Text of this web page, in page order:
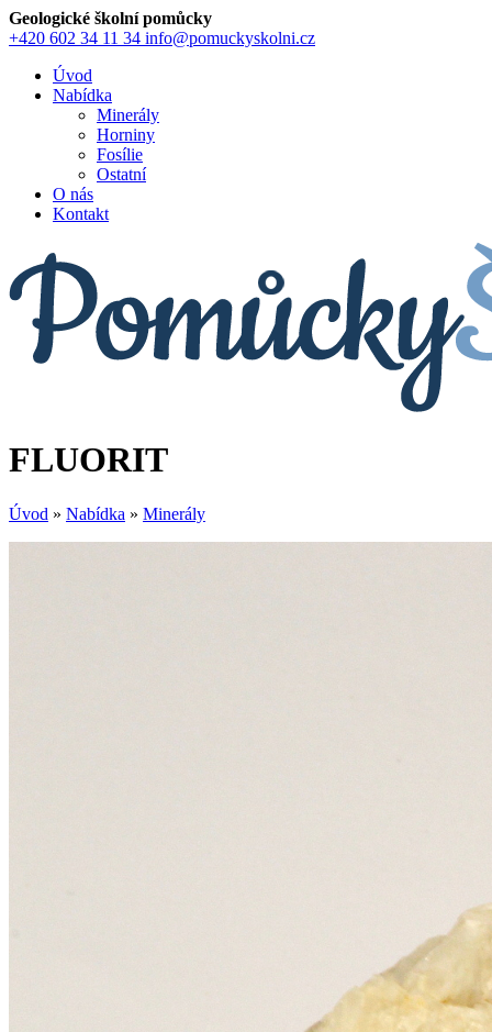
Geologické školní pomůcky
+420 602 34 11 34 info@pomuckyskolni.cz
Úvod
Nabídka
Minerály
Horniny
Fosílie
Ostatní
O nás
Kontakt
FLUORIT
Úvod » Nabídka » Minerály